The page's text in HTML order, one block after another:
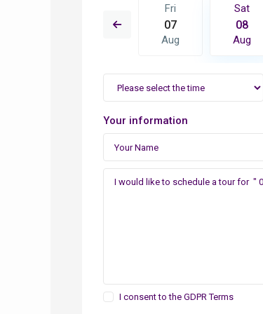
Fri
07
Aug
Sat
08
Aug
Your information
I consent to the GDPR Terms